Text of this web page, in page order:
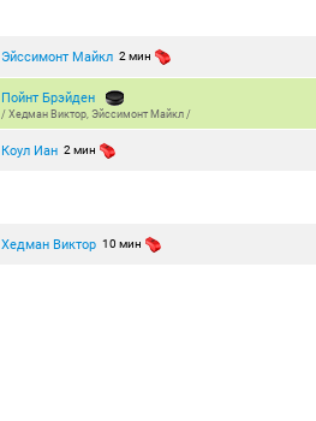
Эйссимонт Майкл 2 мин
Пойнт Брэйден
/Хедман Виктор,Эйссимонт Майкл /
Коул Иан 2 мин
Хедман Виктор 10 мин